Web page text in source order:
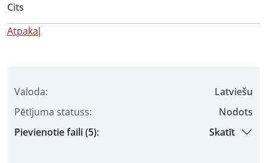
Valoda:
Latviešu
Pētījuma statuss:
Nodots
Pievienotie faili (5):
Skatīt
Cits
Atpakaļ